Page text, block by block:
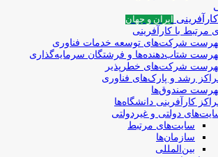
ایران و جهان
مرتبط با کارآفرینی
شرکت‌های‌‌ توسعه‌ خدمات فناوری
شتاب‌دهنده‌ها‌ و فرشتگان‌ سرمایه‌گذاری
شرکت‌های خطرپذیر
رشد و پارک‌های فناوری
صندوق‌ها
کارآفرینی دانشگاه‌ها
دولتی و غیردولتی
سایت‌های مرتبط
سازمان‌ها
بین‌المللی